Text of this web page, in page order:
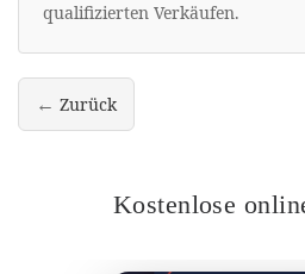
qualifizierten Verkäufen.
← Zurück
Benennung der Stufen einer
Kostenlose